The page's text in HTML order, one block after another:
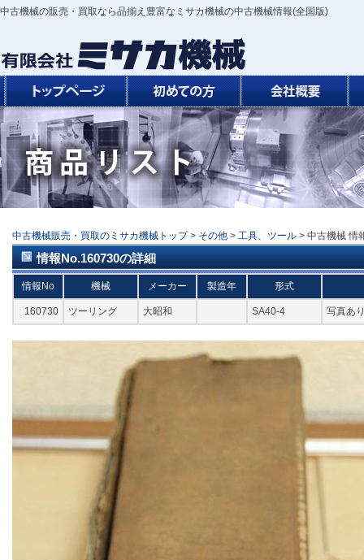
中古機械の販売・買取なら品揃え豊富なミサカ機械の中古機械情報(全国版)
中古機械販売・買取のミサカ機械トップ > その他 > 工具、ツール > 中古機械 情
情報No.160730の詳細
情報No 機械 メーカー 製造年 形式
160730 ツーリング 大昭和 SA40-4 写真あ